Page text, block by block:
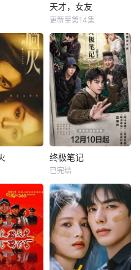
天才，女友
更新至第14集
终极笔记
已完结